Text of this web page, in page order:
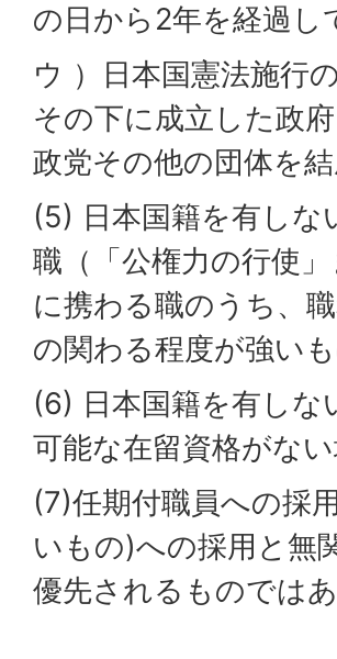
の日から2年を経過し
ウ ）日本国憲法施行
その下に成立した政
政党その他の団体を
(5) 日本国籍を有しな
職（「公権力の行使
に携わる職のうち、
の関わる程度が強い
(6) 日本国籍を有しな
可能な在留資格がな
(7)任期付職員への採
いもの)への採用と無
優先されるものでは